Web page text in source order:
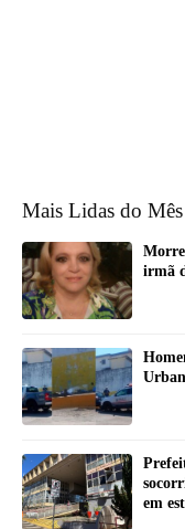
Mais Lidas do Mês
irmã
em